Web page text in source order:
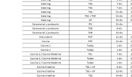
(+54-11) 4811-6530 -